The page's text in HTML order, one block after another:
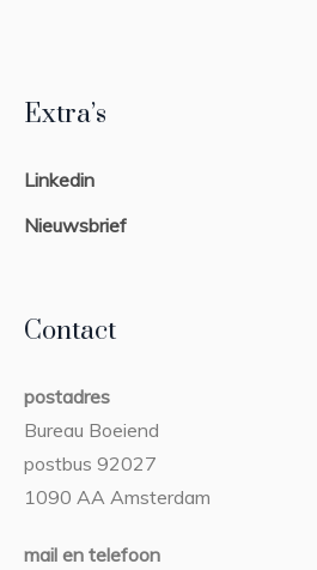
Extra’s
Linkedin
Nieuwsbrief
Contact
postadres
Bureau Boeiend
postbus 92027
1090 AA Amsterdam
mail en telefoon